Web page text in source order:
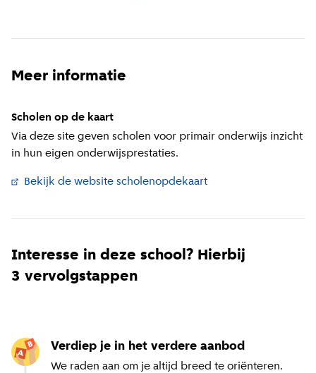
Meer informatie
Scholen op de kaart
Via deze site geven scholen voor primair onderwijs inzicht
in hun eigen onderwijsprestaties.
Bekijk de website scholenopdekaart
Interesse in deze school? Hierbij
3 vervolgstappen
Verdiep je in het verdere aanbod
We raden aan om je altijd breed te oriënteren.